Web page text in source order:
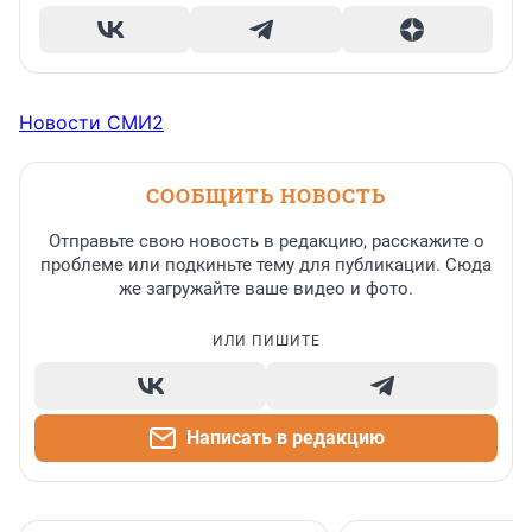
Новости СМИ2
СООБЩИТЬ НОВОСТЬ
Отправьте свою новость в редакцию, расскажите о
проблеме или подкиньте тему для публикации. Сюда
же загружайте ваше видео и фото.
ИЛИ ПИШИТЕ
Написать в редакцию